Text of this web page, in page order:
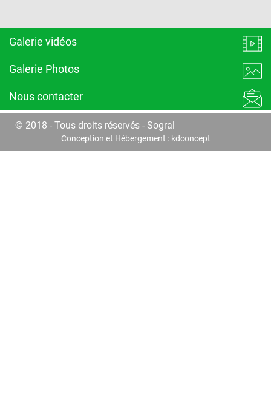
Galerie vidéos
Galerie Photos
Nous contacter
© 2018 - Tous droits réservés - Sogral
Conception et Hébergement : kdconcept